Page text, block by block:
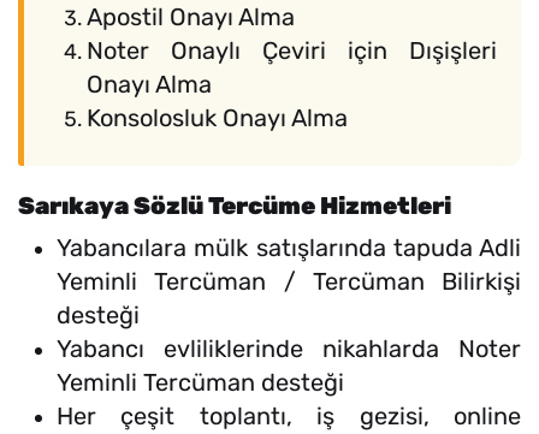
Apostil Onayı Alma
Noter Onaylı Çeviri için Dışişleri
Onayı Alma
Konsolosluk Onayı Alma
Sarıkaya Sözlü Tercüme Hizmetleri
Yabancılara mülk satışlarında tapuda Adli
Yeminli Tercüman / Tercüman Bilirkişi
desteği
Yabancı evliliklerinde nikahlarda Noter
Yeminli Tercüman desteği
Her çeşit toplantı, iş gezisi, online